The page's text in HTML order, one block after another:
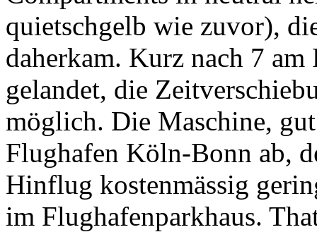
quietschgelb wie zuvor),
daherkam. Kurz nach 7 am
gelandet, die
möglich. Die Maschine,
Flughafen Köln-Bonn ab,
Hinflug kostenmässig
im Flughafenparkhaus.